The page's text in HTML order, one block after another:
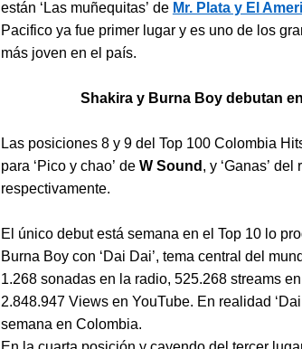
están ‘Las muñequitas’ de Mr. Plata y El
Pacifico ya fue primer lugar y es uno de los
más joven en el país.
Shakira y Burna Boy debutan en
Las posiciones 8 y 9 del Top 100 Colombia
para ‘Pico y chao’ de W Sound , y ‘Ganas’
respectivamente.
El único debut está semana en el Top 10 lo
Burna Boy con ‘Dai Dai’, tema central del
1.268 sonadas en la radio, 525.268 streams
2.848.947 Views en YouTube. En realidad
semana en Colombia.